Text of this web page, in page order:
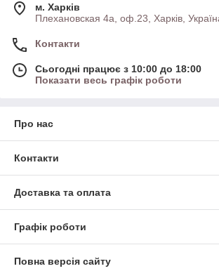
м. Харків
Плехановская 4а, оф.23, Харків,
Контакти
Сьогодні працює з 10:00 до 18:00
Показати весь графік роботи
Про нас
Контакти
Доставка та оплата
Графік роботи
Повна версія сайту